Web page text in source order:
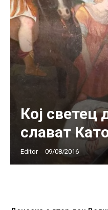
Кој светец
слават
Editor - 09/08/2016